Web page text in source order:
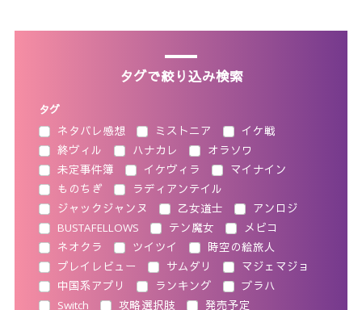
タグで絞り込み検索
タグ
ネタバレ感想
ミストニア
イケ戦
終ヴィル
ハナカレ
オラソワ
未定事件簿
イケヴィラ
マイナイン
ものちぎ
ラディアンテイル
ジャックジャンヌ
乙女道士
アンロジ
BUSTAFELLOWS
テン魔女
メビコ
ネオクラ
ツイツイ
時空の絵旅人
プレイレビュー
サムダリ
マジェマジョ
中国系アプリ
ランキング
ブラハ
Switch
攻略選択肢 発売予定